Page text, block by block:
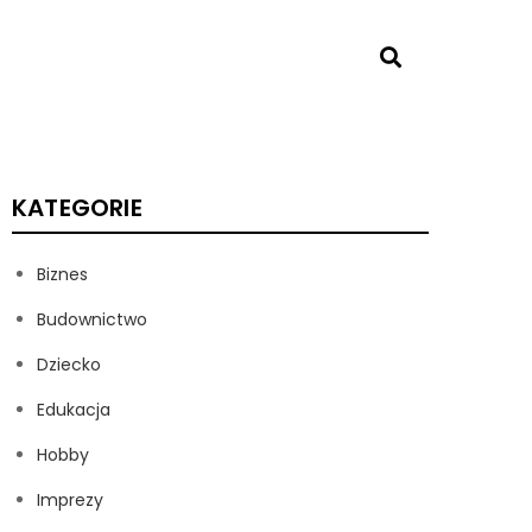
KATEGORIE
Biznes
Budownictwo
Dziecko
Edukacja
Hobby
Imprezy